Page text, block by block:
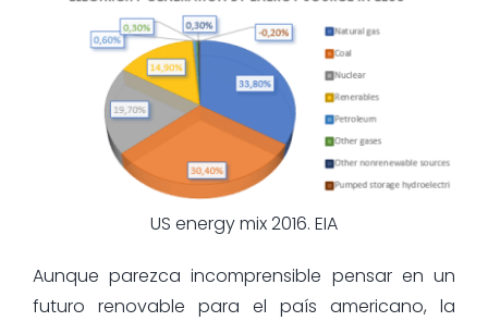
US energy mix 2016. EIA
Aunque parezca incomprensible pensar en un
futuro renovable para el país americano, la